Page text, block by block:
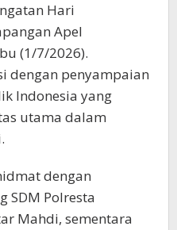
Hari
Apel
(1/7/2026).
dengan penyampaian
Indonesia yang
utama dalam
dengan
SDM Polresta
Mahdi, sementara